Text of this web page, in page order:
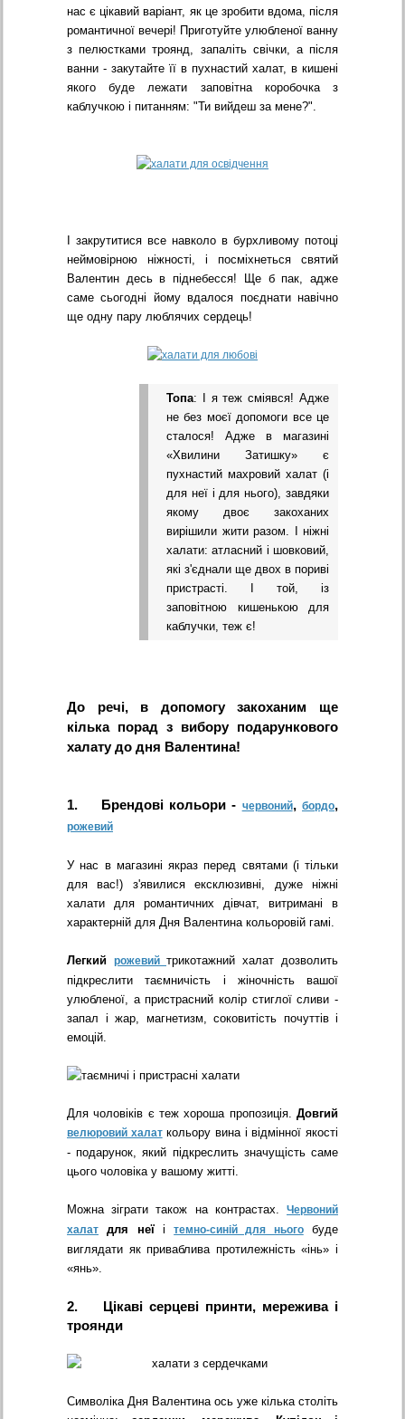
нас є цікавий варіант, як це зробити вдома, після
романтичної вечері! Приготуйте улюбленої ванну
з пелюстками троянд, запаліть свічки, а після
ванни - закутайте її в пухнастий халат, в кишені
якого буде лежати заповітна коробочка з
каблучкою і питанням: "Ти вийдеш за мене?".
І закрутитися все навколо в бурхливому потоці
неймовірною ніжності, і посміхнеться святий
Валентин десь в піднебесся! Ще б пак, адже
саме сьогодні йому вдалося поєднати навічно
ще одну пару люблячих сердець!
Топа: І я теж сміявся! Адже
не без моєї допомоги все це
сталося! Адже в магазині
«Хвилини Затишку» є
пухнастий махровий халат (і
для неї і для нього), завдяки
якому двоє закоханих
вирішили жити разом. І ніжні
халати: атласний і шовковий,
які з'єднали ще двох в пориві
пристрасті. І той, із
заповітною кишенькою для
каблучки, теж є!
До речі, в допомогу закоханим ще
кілька порад з вибору подарункового
халату до дня Валентина!
1. Брендові кольори - червоний, бордо,
рожевий
У нас в магазині якраз перед святами (і тільки
для вас!) з'явилися ексклюзивні, дуже ніжні
халати для романтичних дівчат, витримані в
характерній для Дня Валентина кольоровій гамі.
Легкий рожевий трикотажний халат дозволить
підкреслити таємничість і жіночність вашої
улюбленої, а пристрасний колір стиглої сливи -
запал і жар, магнетизм, соковитість почуттів і
емоцій.
Для чоловіків є теж хороша пропозиція. Довгий
велюровий халаткольору вина і відмінної якості
- подарунок, який підкреслить значущість саме
цього чоловіка у вашому житті.
Можна зіграти також на контрастах. Червоний
халат для неїітемно-синій для ньогобуде
виглядати як приваблива протилежність «інь» і
«янь».
2. Цікаві серцеві принти, мережива і
троянди
Символіка Дня Валентина ось уже кілька століть